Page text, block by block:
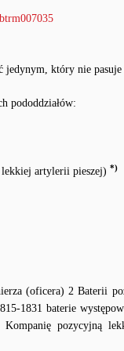
jedynym, który nie
pododdziałów:
artylerii pieszej) *)
(oficera) 2 Baterii
1831 baterie
pozycyjną